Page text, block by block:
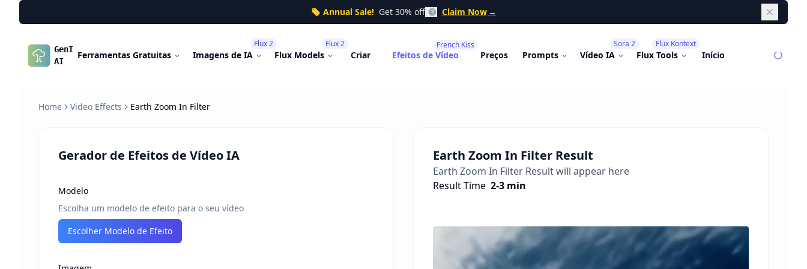
Annual Sale! Get 30% off Claim Now → Dismiss
GenImg
AI
Ferramentas Gratuitas Imagens de IA
Flux 2
Flux Models
Flux 2
Criar Efeitos de Vídeo
French Kiss
Preços Prompts Vídeo IA
Sora 2
Flux Tools
Flux Kontext
Início
Home Video Effects Earth Zoom In Filter
Gerador de Efeitos de Vídeo IA
Modelo
Escolha um modelo de efeito para o seu vídeo
Escolher Modelo de Efeito
Earth Zoom In Filter Result
Earth Zoom In Filter Result will appear here
Result Time 2-3 min